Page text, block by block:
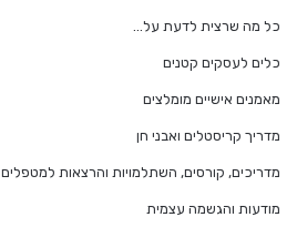
כל מה שרצית לדעת על…
כלים לעסקים קטנים
מאמנים אישיים מומלצים
מדריך קריסטלים ואבני חן
מדריכים, קורסים, השתלמויות והרצאות למטפלים
מודעות והגשמה עצמית